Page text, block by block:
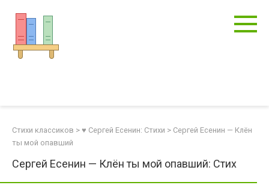
контенту
Стихи классиков > ♥ Сергей Есенин: Стихи > Сергей Есенин — Клён
ты мой опавший
Сергей Есенин — Клён ты мой опавший: Стих